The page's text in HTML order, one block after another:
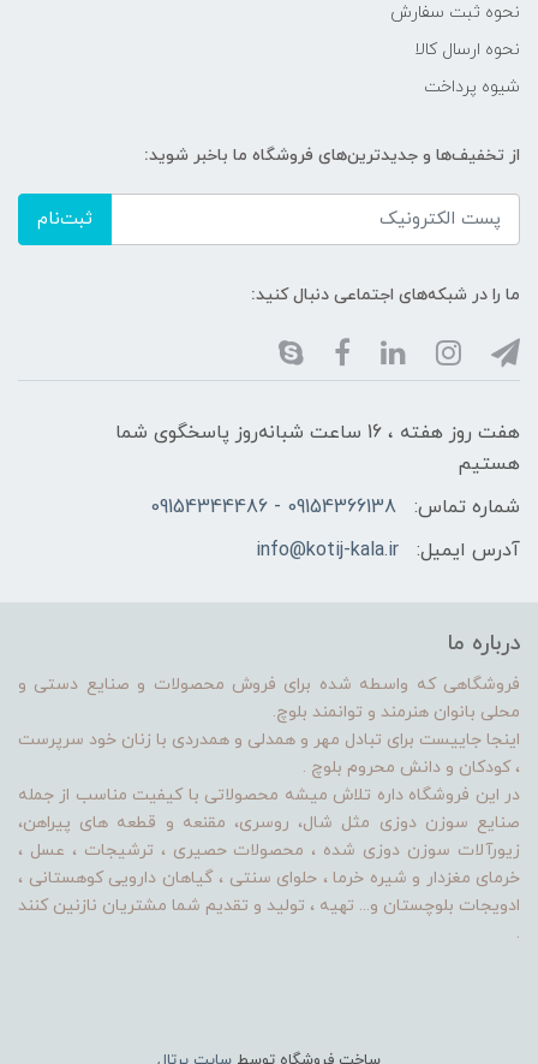
نحوه ثبت سفارش
نحوه ارسال کالا
شیوه پرداخت
از تخفیف‌ها و جدیدترین‌های فروشگاه ما باخبر شوید:
ثبت‌نام
ما را در شبکه‌های اجتماعی دنبال کنید:
هفت روز هفته ، 16 ساعت شبانه‌روز پاسخگوی شما
هستیم
شماره تماس:
09154366138 - 09154344486
آدرس ایمیل:
info@kotij-kala.ir
درباره ما
فروشگاهی که واسطه شده برای فروش محصولات و صنایع دستی و
محلی بانوان هنرمند و توانمند بلوچ.
اینجا جاییست برای تبادل مهر و همدلی و همدردی با زنان خود سرپرست
، کودکان و دانش محروم بلوچ .
در این فروشگاه داره تلاش میشه محصولاتی با کیفیت مناسب از جمله
صنایع سوزن دوزی مثل شال، روسری، مقنعه و قطعه های پیراهن،
زیورآلات سوزن دوزی شده ، محصولات حصیری ، ترشیجات ، عسل ،
خرمای مغزدار و شیره خرما ، حلوای سنتی ، گیاهان دارویی کوهستانی ،
ادویجات بلوچستان و... تهیه ، تولید و تقدیم شما مشتریان نازنین کنند
.